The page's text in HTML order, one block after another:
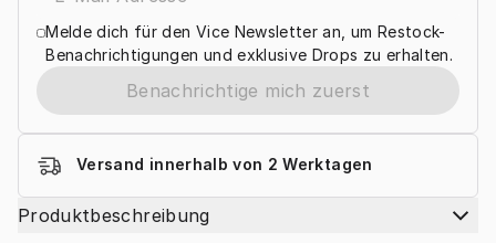
Melde dich für den Vice Newsletter an, um Restock-
Benachrichtigungen und exklusive Drops zu erhalten.
Benachrichtige mich zuerst
Versand innerhalb von 2 Werktagen
Produktbeschreibung